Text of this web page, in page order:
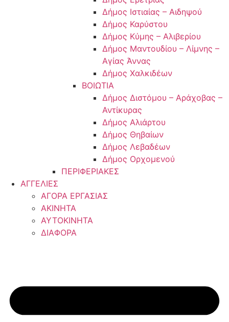
Δήμος Ιστιαίας – Αιδηψού
Δήμος Καρύστου
Δήμος Κύμης – Αλιβερίου
Δήμος Μαντουδίου – Λίμνης –
Αγίας Άννας
Δήμος Χαλκιδέων
ΒΟΙΩΤΙΑ
Δήμος Διστόμου – Αράχοβας –
Αντίκυρας
Δήμος Αλιάρτου
Δήμος Θηβαίων
Δήμος Λεβαδέων
Δήμος Ορχομενού
ΠΕΡΙΦΕΡΙΑΚΕΣ
ΑΓΓΕΛΙΕΣ
ΑΓΟΡΑ ΕΡΓΑΣΙΑΣ
ΑΚΙΝΗΤΑ
ΑΥΤΟΚΙΝΗΤΑ
ΔΙΑΦΟΡΑ